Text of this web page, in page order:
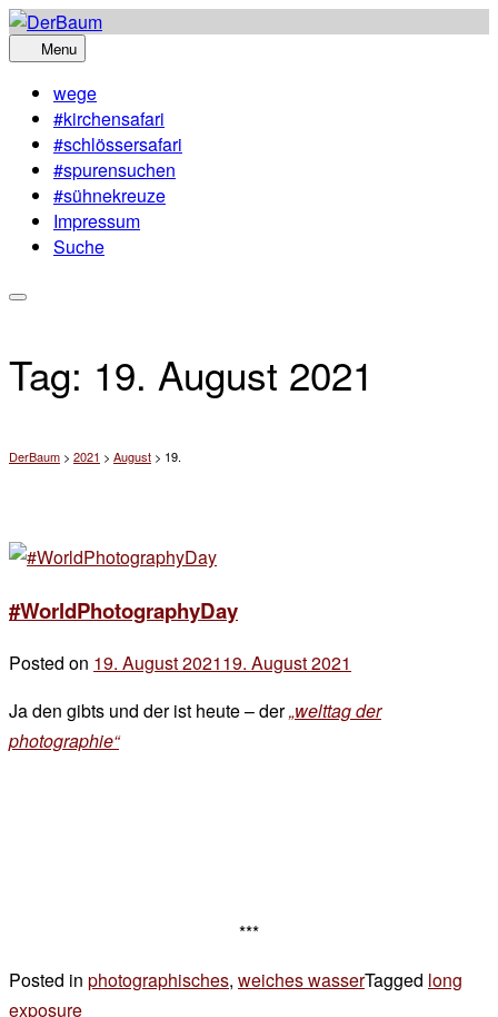
Skip
to
Menu
wege
#kirchensafari
#schlössersafari
#spurensuchen
#sühnekreuze
Impressum
Suche
Tag: 19. August 2021
DerBaum > 2021 > August > 19.
#WorldPhotographyDay
Posted on 19. August 202119. August 2021
chef
Ja den gibts und der ist heute – der„welttag der
photographie“
***
Posted in photographisches, weiches wasserTagged long
exposure